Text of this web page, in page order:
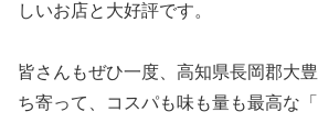
しいお店と大好評です。
皆さんもぜひ一度、高知県長岡郡大
ち寄って、コスパも味も量も最高な